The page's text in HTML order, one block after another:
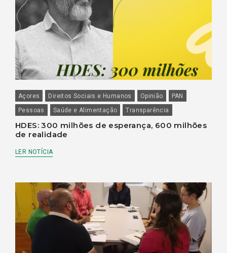
Açores Direitos Sociais e Humanos Opinião
PAN
Pessoas
Saúde e Alimentação Transparência
HDES: 300 milhões de esperança, 600 milhões
de realidade
LER NOTÍCIA